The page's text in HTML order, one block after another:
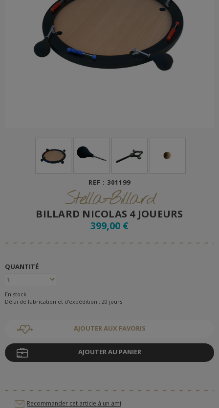
REF : 301199
Stella-Billard
BILLARD NICOLAS 4 JOUEURS
399,00 €
QUANTITÉ
En stock
Délai de fabrication et d'expédition : 20 jours
AJOUTER AUX FAVORIS
AJOUTER AU PANIER
Recommander cet article à un ami